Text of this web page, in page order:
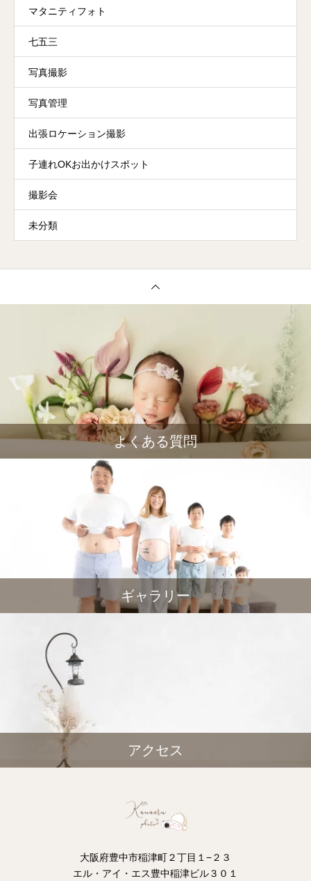
マタニティフォト
七五三
写真撮影
写真管理
出張ロケーション撮影
子連れOKお出かけスポット
撮影会
未分類
よくある質問
ギャラリー
アクセス
大阪府豊中市稲津町２丁目１−２３
エル・アイ・エス豊中稲津ビル３０１